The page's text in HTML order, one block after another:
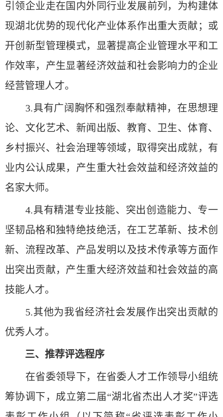
引领企业走在国内外同行业发展前列，为构建体
现湖北优势的现代化产业体系作出重大贡献；或
开创新型管理模式，显著提高企业管理水平和工
作效率，产生显著经济效益和社会影响力的企业
经营管理人才。
3.具有广阔胸怀和强烈奉献精神，在思想理
论、文化艺术、新闻出版、教育、卫生、体育、
乡村振兴、社会治理等领域，取得突出成就，有
业内公认成果，产生重大社会效益和经济效益的
名家大师。
4.具有精湛专业技能、突出创造能力、专一
坚韧品格和独特绝技绝活，在工艺革新、技术创
新、流程改革、产品发明以及技术传承等方面作
出突出贡献，产生重大经济效益和社会效益的高
技能人才。
5.其他为我省经济社会发展作出突出贡献的
优秀人才。
三、推荐评选程序
在省委领导下，在省委人才工作领导小组统
筹协调下，成立第二届“湖北省杰出人才奖”评选